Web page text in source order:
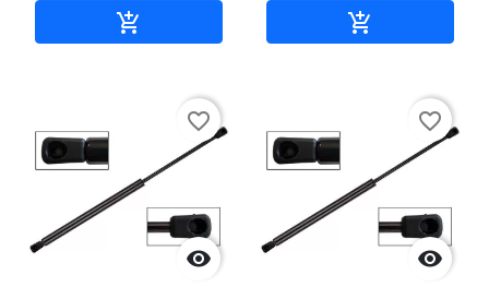
 

favorite_border

favorite_border